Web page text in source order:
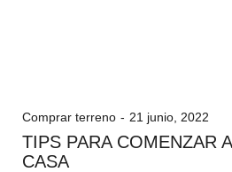
Comprar terreno 21 junio, 2022
TIPS PARA COMENZAR
CASA